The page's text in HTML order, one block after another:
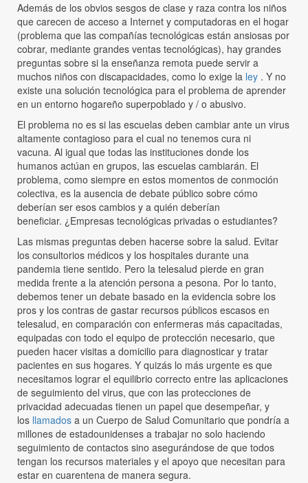
Además de los obvios sesgos de clase y raza contra los niños
que carecen de acceso a Internet y computadoras en el hogar
(problema que las compañías tecnológicas están ansiosas por
cobrar, mediante grandes ventas tecnológicas), hay grandes
preguntas sobre si la enseñanza remota puede servir a
muchos niños con discapacidades, como lo exige la ley . Y no
existe una solución tecnológica para el problema de aprender
en un entorno hogareño superpoblado y / o abusivo.
El problema no es si las escuelas deben cambiar ante un virus
altamente contagioso para el cual no tenemos cura ni
vacuna. Al igual que todas las instituciones donde los
humanos actúan en grupos, las escuelas cambiarán. El
problema, como siempre en estos momentos de conmoción
colectiva, es la ausencia de debate público sobre cómo
deberían ser esos cambios y a quién deberían
beneficiar. ¿Empresas tecnológicas privadas o estudiantes?
Las mismas preguntas deben hacerse sobre la salud. Evitar
los consultorios médicos y los hospitales durante una
pandemia tiene sentido. Pero la telesalud pierde en gran
medida frente a la atención persona a pesona. Por lo tanto,
debemos tener un debate basado en la evidencia sobre los
pros y los contras de gastar recursos públicos escasos en
telesalud, en comparación con enfermeras más capacitadas,
equipadas con todo el equipo de protección necesario, que
pueden hacer visitas a domicilio para diagnosticar y tratar
pacientes en sus hogares. Y quizás lo más urgente es que
necesitamos lograr el equilibrio correcto entre las aplicaciones
de seguimiento del virus, que con las protecciones de
privacidad adecuadas tienen un papel que desempeñar, y
los llamados a un Cuerpo de Salud Comunitario que pondría a
millones de estadounidenses a trabajar no solo haciendo
seguimiento de contactos sino asegurándose de que todos
tengan los recursos materiales y el apoyo que necesitan para
estar en cuarentena de manera segura.